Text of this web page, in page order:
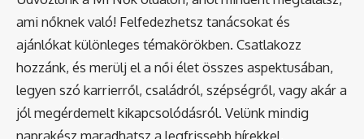
ami nőknek való! Felfedezhetsz tanácsokat és
ajánlókat különleges témakörökben. Csatlakozz
hozzánk, és merülj el a női élet összes aspektusában,
legyen szó karrierről, családról, szépségről, vagy akár a
jól megérdemelt kikapcsolódásról. Velünk mindig
naprakész maradhatsz a legfrissebb hírekkel,